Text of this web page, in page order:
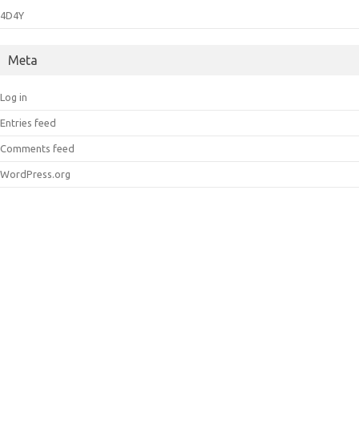
4D4Y
Meta
Log in
Entries feed
Comments feed
WordPress.org